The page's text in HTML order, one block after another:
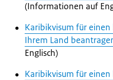
(Informationen auf
Karibikvisum für
Ihrem Land
Englisch)
Karibikvisum für